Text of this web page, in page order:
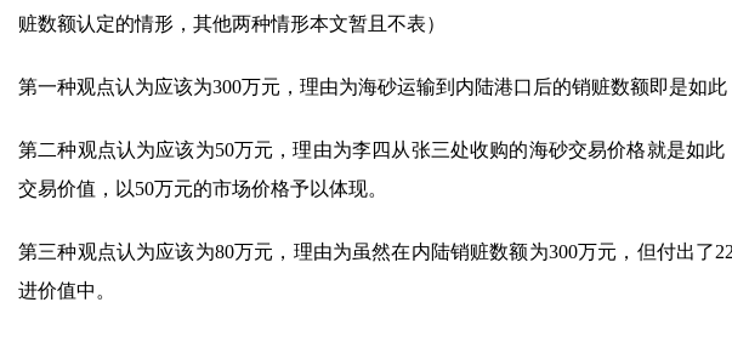
赃数额认定的情形，其他两种情形本文暂且不表）
第一种观点认为应该为300万元，理由为海砂运输到内陆港口后的销赃数额即是如
第二种观点认为应该为50万元，理由为李四从张三处收购的海砂交易价格就是如
交易价值，以50万元的市场价格予以体现。
第三种观点认为应该为80万元，理由为虽然在内陆销赃数额为300万元，但付出了
进价值中。